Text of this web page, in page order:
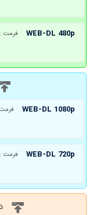
WEB-DL 480p فرمت :
WEB-DL 1080p
WEB-DL 720p فرمت :